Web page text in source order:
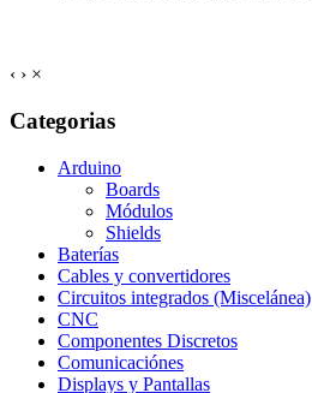
‹ › ×
Categorias
Arduino
Boards
Módulos
Shields
Baterías
Cables y convertidores
Circuitos integrados (Miscelánea)
CNC
Componentes Discretos
Comunicaciónes
Displays y Pantallas